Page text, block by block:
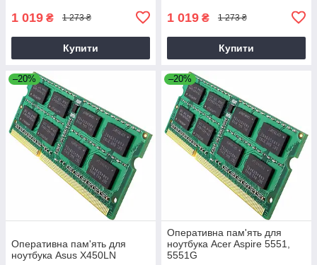
1 019 ₴ 1 273 ₴
Купити
1 019 ₴ 1 273 ₴
Купити
–20%
Оперативна пам'ять для
ноутбука Asus X450LN
–20%
Оперативна пам'ять для
ноутбука Acer Aspire 5551,
5551G